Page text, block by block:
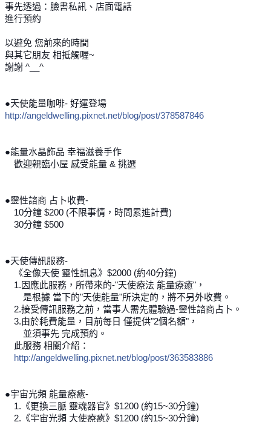
事先透過：臉書私訊、店面電話
進行預約
以避免 您前來的時間
與其它朋友 相抵觸喔~
謝謝 ^__^
●天使能量咖啡- 好運登場
http://angeldwelling.pixnet.net/blog/post/378587846
●能量水晶飾品 幸福滋養手作
歡迎親臨小屋 感受能量 & 挑選
●靈性諮商 占卜收費-
10分鐘 $200 (不限事情，時間累進計費)
30分鐘 $500
●天使傳訊服務-
《全像天使 靈性訊息》$2000 (約40分鐘)
1.因應此服務，所帶來的-"天使療法 能量療癒"，
是根據 當下的"天使能量"所決定的，將不另外收費。
2.接受傳訊服務之前，當事人需先體驗過-靈性諮商占卜。
3.由於耗費能量，目前每日 僅提供"2個名額"，
並須事先 完成預約。
此服務 相關介紹：
http://angeldwelling.pixnet.net/blog/post/363583886
●宇宙光頻 能量療癒-
1.《更換三脈 靈魂器官》$1200 (約15~30分鐘)
2.《宇宙光頻 大使療癒》$1200 (約15~30分鐘)